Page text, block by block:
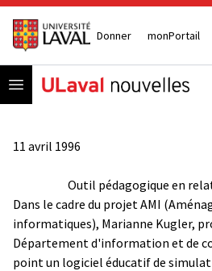
Donner monPortail
Open menu
11 avril 1996
Outil pédagogique en
Dans le cadre du projet AMI
informatiques), Marianne Kugler,
Département d'information et de
point un logiciel éducatif de